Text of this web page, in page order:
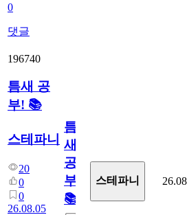
0
댓글
196740
틈새 공
부! 📚
스테파니
20
0
0
26.08.05
틈
새
공
부!
📚
스테파니